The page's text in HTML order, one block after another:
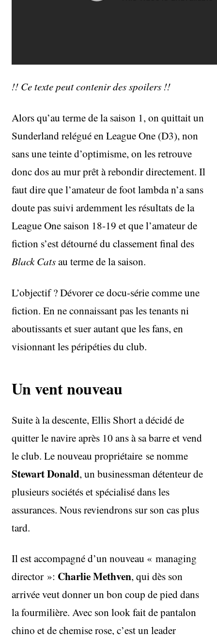
!! Ce texte peut contenir des spoilers !!
Alors qu’au terme de la saison 1, on quittait un
Sunderland relégué en League One (D3), non
sans une teinte d’optimisme, on les retrouve
donc dos au mur prêt à rebondir directement. Il
faut dire que l’amateur de foot lambda n’a sans
doute pas suivi ardemment les résultats de la
League One saison 18-19 et que l’amateur de
fiction s’est détourné du classement final des
Black Catsau terme de la saison.
L’objectif ? Dévorer ce docu-série comme une
fiction. En ne connaissant pas les tenants ni
aboutissants et suer autant que les fans, en
visionnant les péripéties du club.
Un vent nouveau
Suite à la descente, Ellis Short a décidé de
quitter le navire après 10 ans à sa barre et vend
le club. Le nouveau propriétaire se nomme
Stewart Donald, un businessman détenteur de
plusieurs sociétés et spécialisé dans les
assurances. Nous reviendrons sur son cas plus
tard.
Il est accompagné d’un nouveau « managing
director »: Charlie Methven, qui dès son
arrivée veut donner un bon coup de pied dans
la fourmilière. Avec son look fait de pantalon
chino et de chemise rose, c’est un leader